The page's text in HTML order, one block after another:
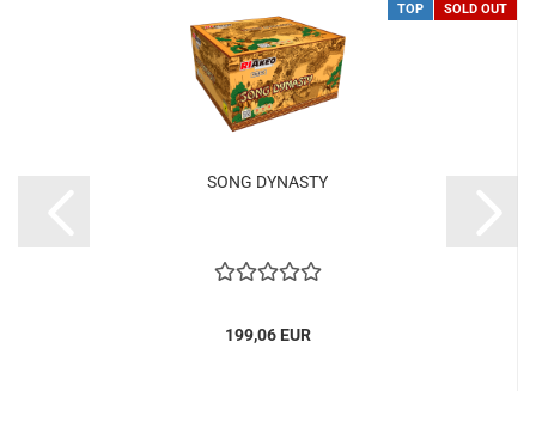
TOP SOLD OUT
SONG DYNASTY
199,06 EUR